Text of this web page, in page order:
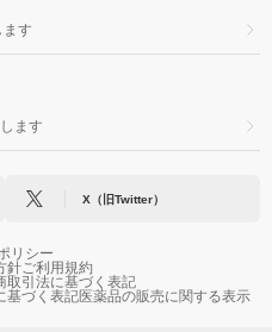
す
ます
X（旧Twitter）
リシー
針ご利用規約
取引法に基づく表記
基づく表記医薬品の販売に関する表示